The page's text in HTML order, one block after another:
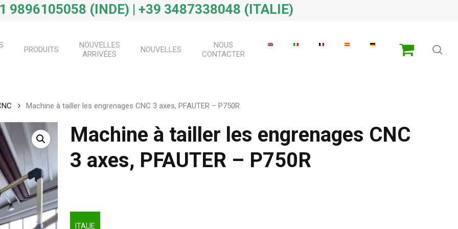
9896105058 (INDE) | +39 3487338048 (ITALIE)
PRODUITS
NOUVELLES
ARRIVÉES
NOUVELLES
NOUS
CONTACTER
Machine à tailler les engrenages CNC 3 axes, PFAUTER – P750R
Machine à tailler les engrenages CNC
3 axes, PFAUTER – P750R
ITALIE